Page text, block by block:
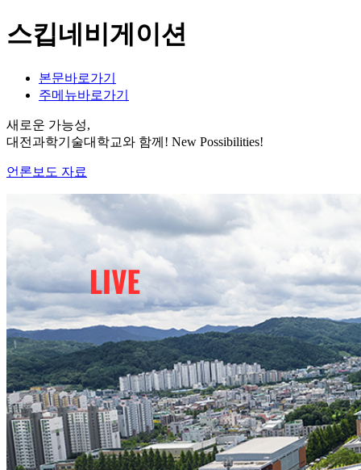
스킵네비게이션
본문바로가기
주메뉴바로가기
새로운 가능성,
대전과학기술대학교와 함께! New Possibilities!
언론보도 자료